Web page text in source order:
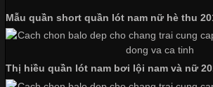
Chuộng Hiện Nay
Cập nhật 2026-06-01 14:23:34
Mẫu quần short quần lót nam nữ hè thu
Thị hiều quần lót nam bơi lội nam và nữ